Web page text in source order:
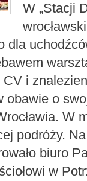
W „Stacji
dla
i
obawie o
W
podróży.
biuro
w